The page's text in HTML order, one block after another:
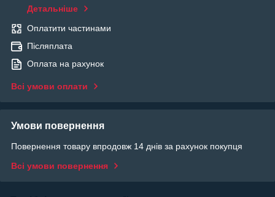
Детальніше
Оплатити частинами
Післяплата
Оплата на рахунок
Всі умови оплати
Умови повернення
Повернення товару впродовж 14 днів за рахунок покупця
Всі умови повернення